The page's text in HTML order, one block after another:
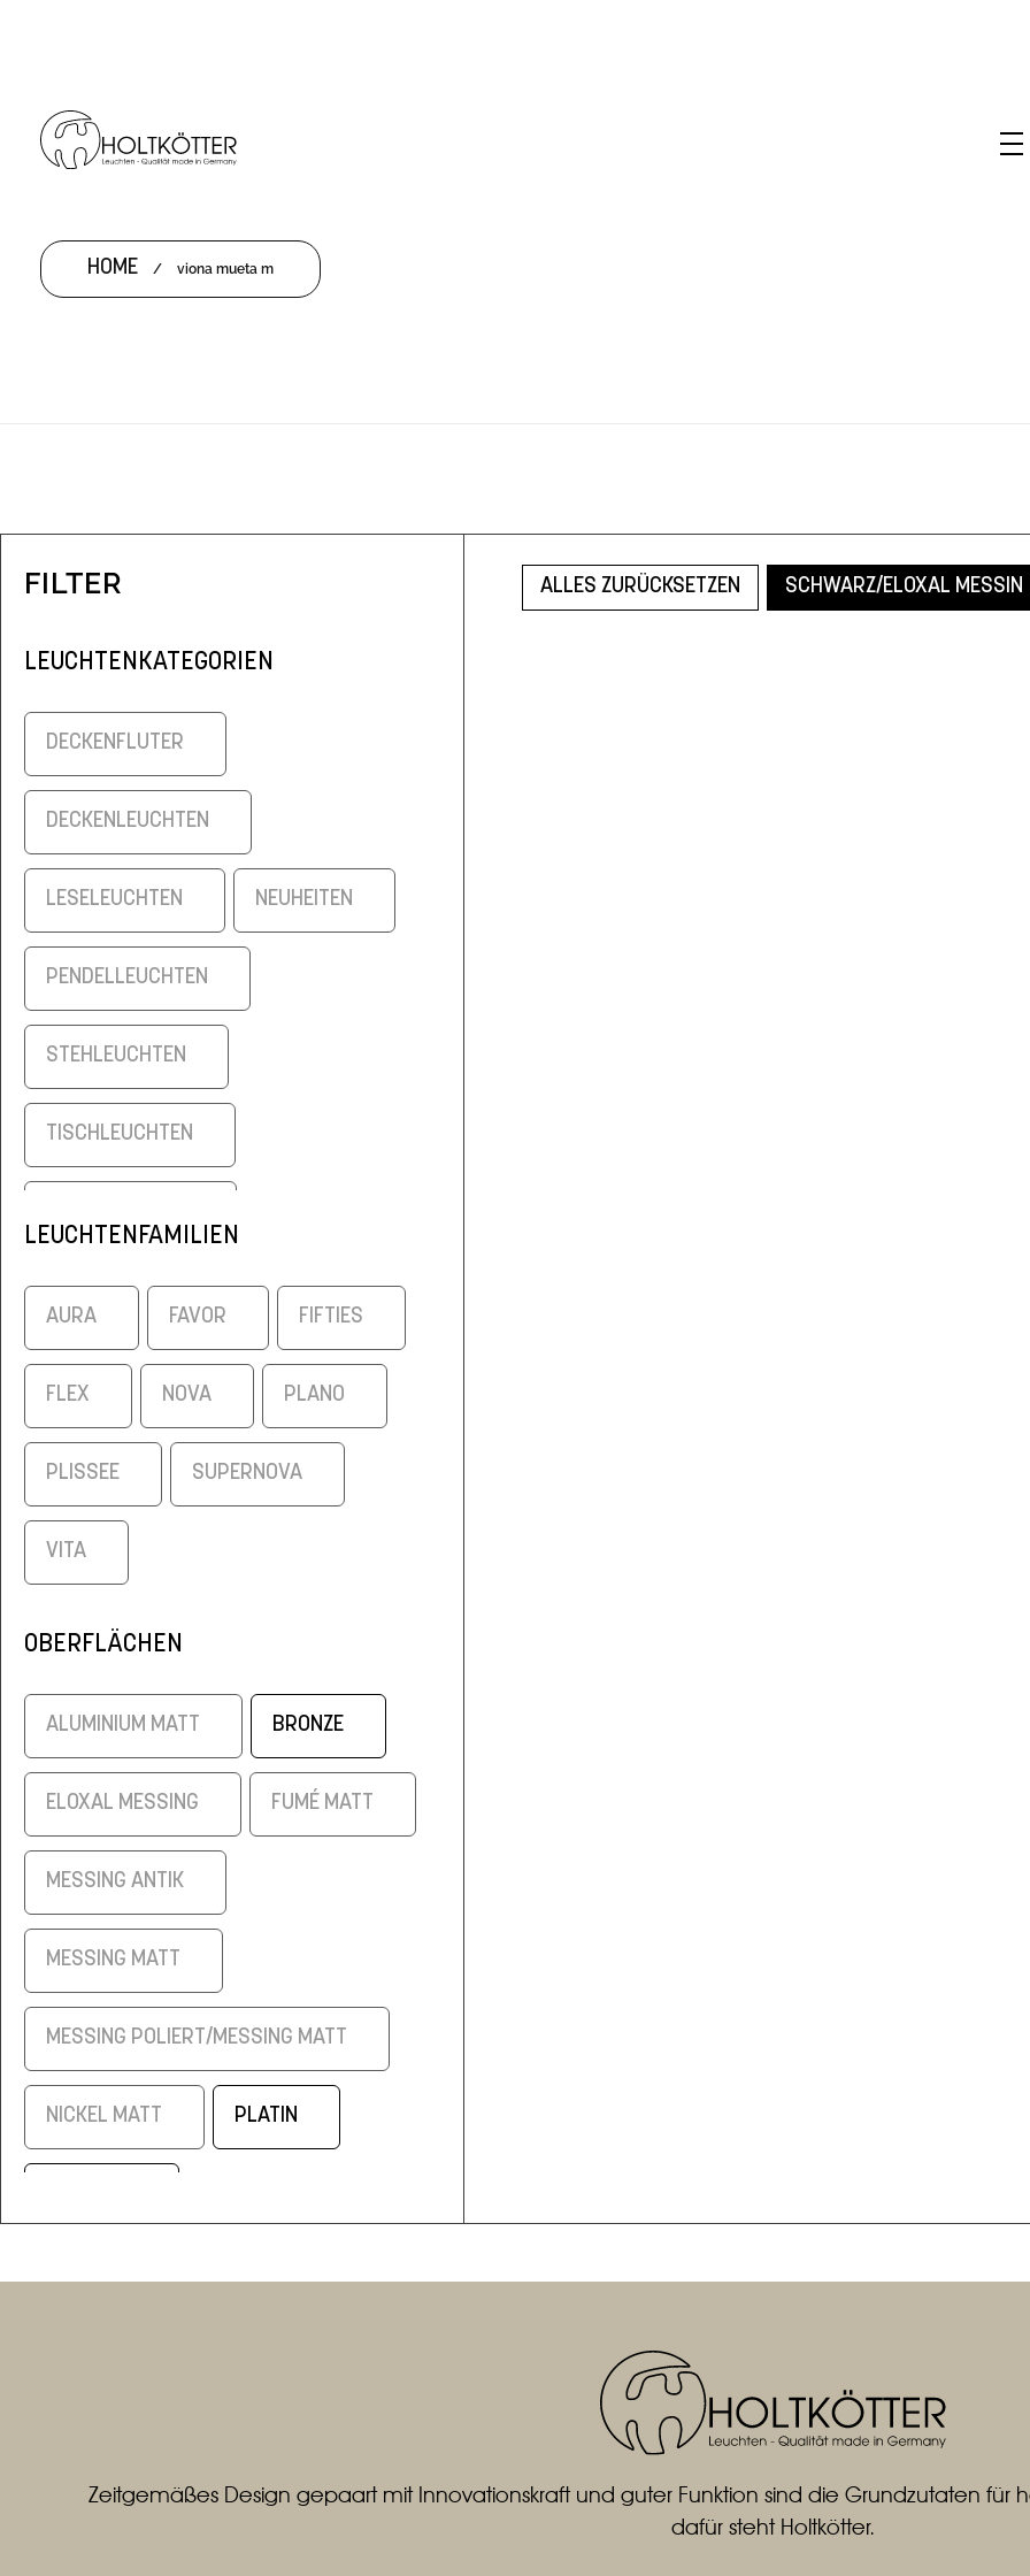
HOME / viona mueta m
FILTER
LEUCHTENKATEGORIEN
DECKENFLUTER
DECKENLEUCHTEN
LESELEUCHTEN NEUHEITEN
PENDELLEUCHTEN
STEHLEUCHTEN
TISCHLEUCHTEN
LEUCHTENFAMILIEN
AURA FAVOR FIFTIES
FLEX NOVA PLANO
PLISSEE SUPERNOVA
VITA
OBERFLÄCHEN
ALUMINIUM MATT BRONZE
ELOXAL MESSING FUMÉ MATT
MESSING ANTIK
MESSING MATT
MESSING POLIERT/MESSING MATT
NICKEL MATT PLATIN
ALLES ZURÜCKSETZEN SCHWARZ/ELOXAL
Zeitgemäßes Design gepaart mit Innovationskraft und guter Funktion sind die Grundzutaten für
dafür steht Holtkötter.